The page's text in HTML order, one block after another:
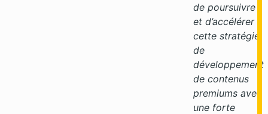
de poursuivre
et d’accélérer
cette stratégie
de
développement
de contenus
premiums avec
une forte